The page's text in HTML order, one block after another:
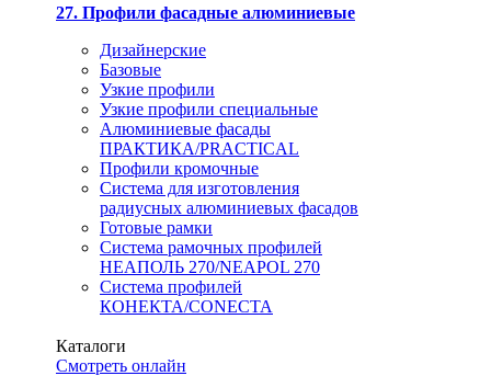
27. Профили фасадные алюминиевые
Дизайнерские
Базовые
Узкие профили
Узкие профили специальные
Алюминиевые фасады
ПРАКТИКА/PRACTICAL
Профили кромочные
Система для изготовления
радиусных алюминиевых фасадов
Готовые рамки
Система рамочных профилей
НЕАПОЛЬ 270/NEAPOL 270
Система профилей
КОНЕКТА/CONECTA
Каталоги
Смотреть онлайн